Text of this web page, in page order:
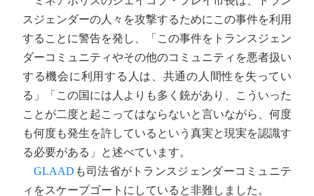
スジェンダーの人々を攻撃するためにこの事件を利用
することに警告を発し、「この事件をトランスジェン
ダーコミュニティやその他のコミュニティを悪者扱い
する機会に利用する人は、共通の人間性を失ってい
る」「この国には人よりも多く銃があり、こういった
ことが二度と起こってはならないと言いながら、何度
も何度も発生を許しているという真実と現実を認識す
る必要がある」と述べています。
GLAAD も司法省がトランスジェンダーコミュニテ
ィをスケープゴートにしていると非難しました。